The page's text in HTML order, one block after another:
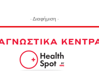
- Διαφήμιση -